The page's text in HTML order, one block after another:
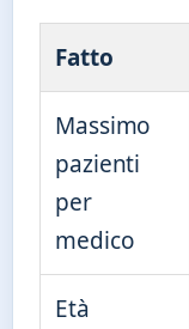
Fatto
Massimo
pazienti
per
medico
Età